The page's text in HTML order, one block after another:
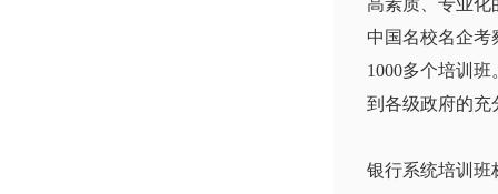
高素质、专业化
中国名校名企考
1000多个培训
到各级政府的充
银行系统培训班